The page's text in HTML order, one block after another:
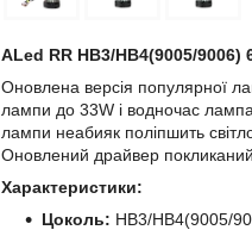
ALed RR HB3/НB4(9005/9006)
Оновлена версія популярної
лампи до 33W і водночас
лампи неабияк поліпшить
Оновлений драйвер покликаний
Характеристики:
Цоколь: HB3/НB4(9005/